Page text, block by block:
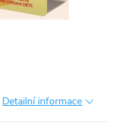
Detailní informace